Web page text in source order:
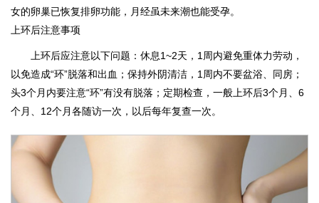
女的卵巢已恢复排卵功能，月经虽未来潮也能受孕。
上环后注意事项
上环后应注意以下问题：休息1~2天，1周内避免重体力劳动，
以免造成“环”脱落和出血；保持外阴清洁，1周内不要盆浴、同房；
头3个月内要注意“环”有没有脱落；定期检查，一般上环后3个月、6
个月、12个月各随访一次，以后每年复查一次。